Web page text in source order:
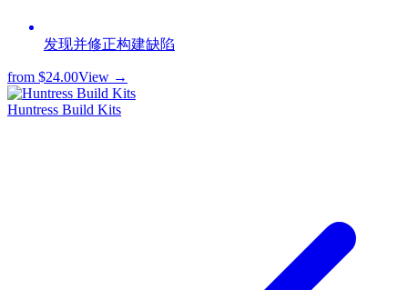
发现并修正构建缺陷
from $24.00View →
Huntress Build Kits